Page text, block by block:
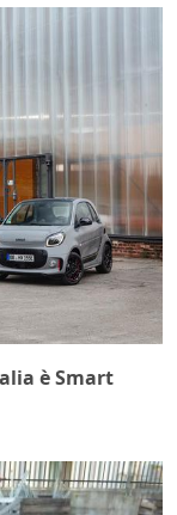
è Smart